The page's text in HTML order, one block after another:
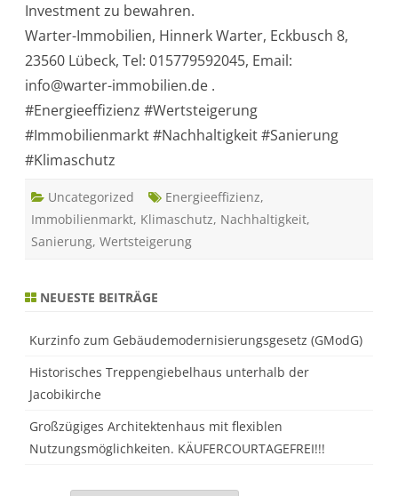
Investment zu bewahren.
Warter-Immobilien, Hinnerk Warter, Eckbusch 8,
23560 Lübeck, Tel: 015779592045, Email:
info@warter-immobilien.de .
#Energieeffizienz #Wertsteigerung
#Immobilienmarkt #Nachhaltigkeit #Sanierung
#Klimaschutz
Uncategorized Energieeffizienz,
Immobilienmarkt, Klimaschutz, Nachhaltigkeit,
Sanierung, Wertsteigerung
NEUESTE BEITRÄGE
Kurzinfo zum Gebäudemodernisierungsgesetz (GModG)
Historisches Treppengiebelhaus unterhalb der
Jacobikirche
Großzügiges Architektenhaus mit flexiblen
Nutzungsmöglichkeiten. KÄUFERCOURTAGEFREI!!!